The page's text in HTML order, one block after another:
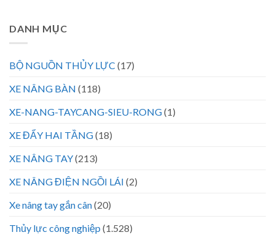
DANH MỤC
BỘ NGUỒN THỦY LỰC (17)
XE NÂNG BÀN (118)
XE-NANG-TAYCANG-SIEU-RONG(1)
XE ĐẨY HAI TẦNG(18)
XE NÂNG TAY(213)
XE NÂNG ĐIỆN NGỒI LÁI (2)
Xe nâng tay gắn cân(20)
Thủy lực công nghiệp (1.528)